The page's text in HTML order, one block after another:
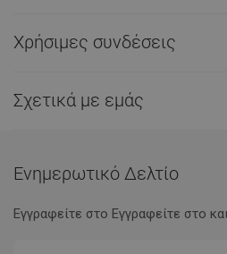
Χρήσιμες συνδέσεις
Σχετικά με εμάς
Ενημερωτικό Δελτίο
Εγγραφείτε στο Eγγραφείτε στο